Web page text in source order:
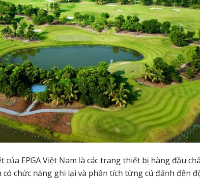
EPGA Việt Nam là các trang thiết bị hàng đầu
chức năng ghi lại và phân tích từng cú đánh đến